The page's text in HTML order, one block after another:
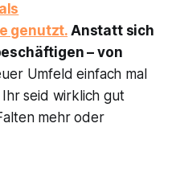
genutzt. Anstatt sich
– von
Umfeld einfach mal
seid wirklich gut
mehr oder